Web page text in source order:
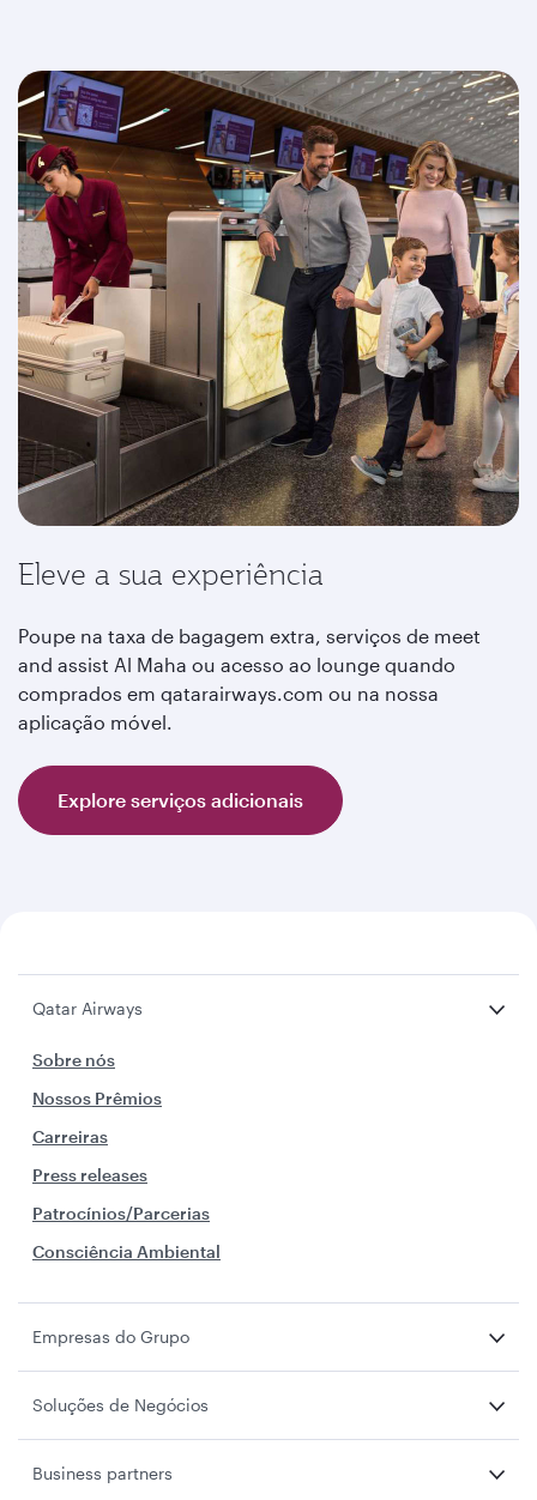
Eleve a sua experiência
Poupe na taxa de bagagem extra, serviços de meet
and assist Al Maha ou acesso ao lounge quando
comprados em qatarairways.com ou na nossa
aplicação móvel.
Explore serviços adicionais
Qatar Airways
Sobre nós
Nossos Prêmios
Carreiras
Press releases
Patrocínios/Parcerias
Consciência Ambiental
Empresas do Grupo
Soluções de Negócios
Business partners